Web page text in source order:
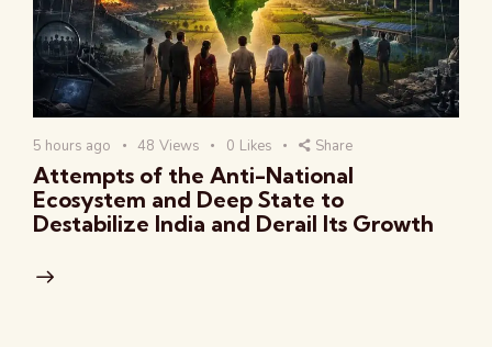
5 hours ago 48 Views 0 Likes Share
Attempts of the Anti-National
Ecosystem and Deep State to
Destabilize India and Derail Its Growth